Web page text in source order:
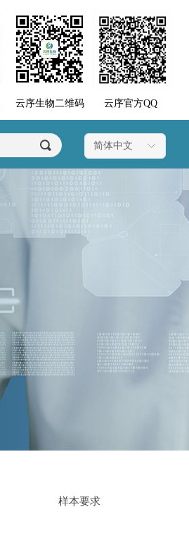
끠 ꀅ
简体中文
云序生物二维码 云序官方QQ
样本要求